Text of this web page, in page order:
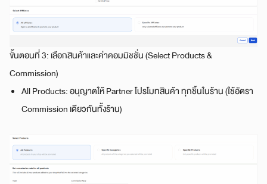
ขั้นตอนที่ 3: เลือกสินค้าและค่าคอมมิชชั่น (Select Products &
Commission)
All Products: อนุญาตให้ Partner โปรโมทสินค้า ทุกชิ้นในร้าน (ใช้อัตรา
Commission เดียวกันทั้งร้าน)